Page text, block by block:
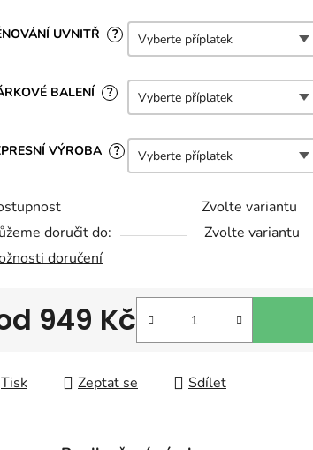
UVNITŘ ?
BALENÍ ?
VÝROBA ?
Zvolte variantu
doručit do:
Zvolte variantu
doručení
949 Kč
Tisk Zeptat se Sdílet